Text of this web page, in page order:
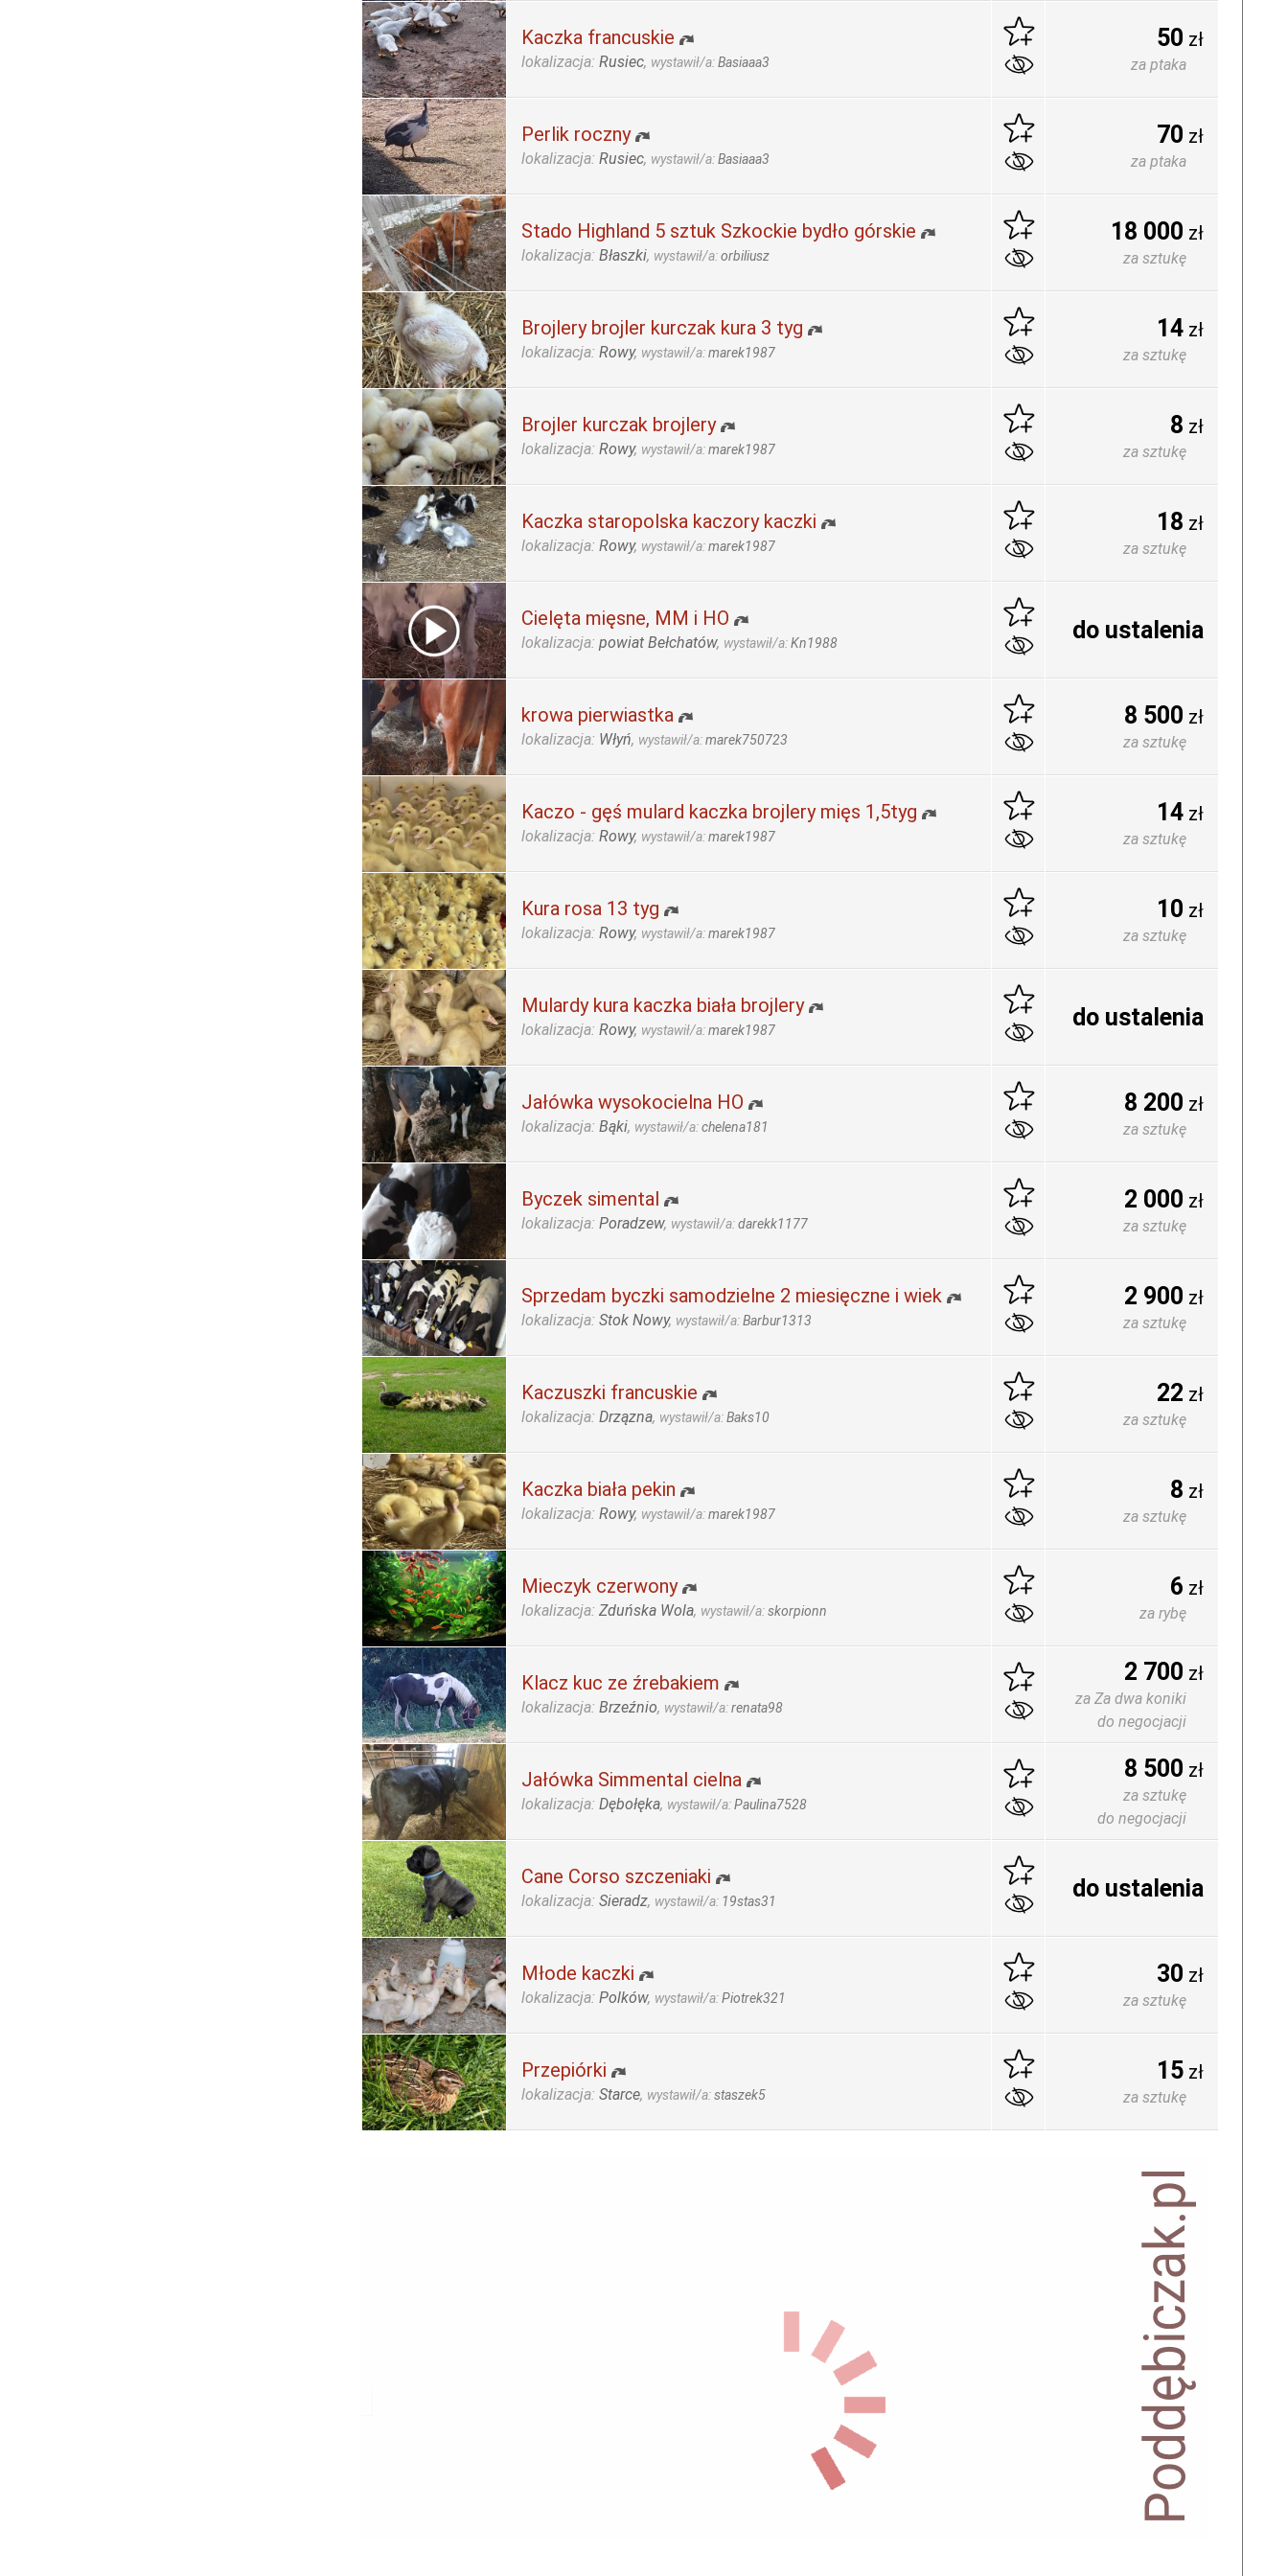
Kaczka francuskie
lokalizacja: Rusiec, wystawił/a:Basiaaa3
50 zł
za ptaka
Perlik roczny
lokalizacja: Rusiec, wystawił/a:Basiaaa3
70 zł
za ptaka
Stado Highland 5 sztuk Szkockie bydło górskie
lokalizacja: Błaszki, wystawił/a:orbiliusz
18 000 zł
za sztukę
Brojlery brojler kurczak kura 3 tyg
lokalizacja: Rowy, wystawił/a:marek1987
14 zł
za sztukę
Brojler kurczak brojlery
lokalizacja: Rowy, wystawił/a:marek1987
8 zł
za sztukę
Kaczka staropolska kaczory kaczki
lokalizacja: Rowy, wystawił/a:marek1987
18 zł
za sztukę
Cielęta mięsne, MM i HO
lokalizacja: powiat Bełchatów, wystawił/a:Kn1988 do ustalenia
krowa pierwiastka
lokalizacja: Włyń, wystawił/a:marek750723
8 500 zł
za sztukę
Kaczo - gęś mulard kaczka brojlery mięs 1,5tyg
lokalizacja: Rowy, wystawił/a:marek1987
14 zł
za sztukę
Kura rosa 13 tyg
lokalizacja: Rowy, wystawił/a:marek1987
10 zł
za sztukę
Mulardy kura kaczka biała brojlery
lokalizacja: Rowy, wystawił/a:marek1987 do ustalenia
Jałówka wysokocielna HO
lokalizacja: Bąki, wystawił/a:chelena181
8 200 zł
za sztukę
Byczek simental
lokalizacja: Poradzew, wystawił/a:darekk1177
2 000 zł
za sztukę
Sprzedam byczki samodzielne 2 miesięczne i wiek
lokalizacja: Stok Nowy, wystawił/a:Barbur1313
2 900 zł
za sztukę
Kaczuszki francuskie
lokalizacja: Drzązna, wystawił/a:Baks10
22 zł
za sztukę
Kaczka biała pekin
lokalizacja: Rowy, wystawił/a:marek1987
8 zł
za sztukę
Mieczyk czerwony
lokalizacja: Zduńska Wola, wystawił/a:skorpionn
6 zł
za rybę
Klacz kuc ze źrebakiem
lokalizacja: Brzeźnio, wystawił/a:renata98
2 700 zł
za Za dwa koniki
do negocjacji
Jałówka Simmental cielna
lokalizacja: Dębołęka, wystawił/a:Paulina7528
8 500 zł
za sztukę
do negocjacji
Cane Corso szczeniaki
lokalizacja: Sieradz, wystawił/a: 19stas31 do ustalenia
Młode kaczki
lokalizacja: Polków, wystawił/a:Piotrek321
30 zł
za sztukę
Przepiórki
lokalizacja: Starce, wystawił/a:staszek5
15 zł
za sztukę